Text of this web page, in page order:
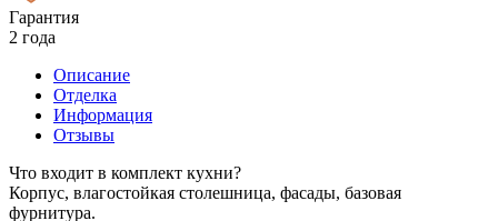
Гарантия
2 года
Описание
Отделка
Информация
Отзывы
Что входит в комплект кухни?
Корпус, влагостойкая столешница, фасады, базовая
фурнитура.